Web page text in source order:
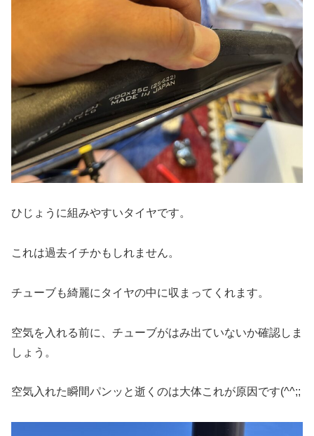
ひじょうに組みやすいタイヤです。
これは過去イチかもしれません。
チューブも綺麗にタイヤの中に収まってくれます。
空気を入れる前に、チューブがはみ出ていないか確認しま
しょう。
空気入れた瞬間パンッと逝くのは大体これが原因です(^^;;